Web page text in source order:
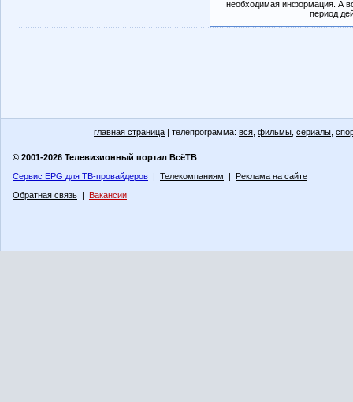
необходимая информация. А
период
главная страница | телепрограмма: вся фильмы сериалы
© 2001-2026 Телевизионный портал ВсёТВ
Сервис EPG для ТВ-провайдеров | Телекомпаниям | Реклама на сайте
Обратная связь | Вакансии